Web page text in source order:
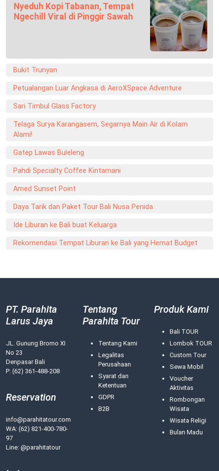
Nyeduh Kopi Tabanan, Tempat
Ngechill Viral di Pinggir Sawah
Bukit Trunyan
Petualangan Luar Angkasa di AeroXSpace Adventure
Sari Timbul Glass Factory
Telaga Surya Karangasem, Segarnya Main Air di Kolam
Alami!
Gatep Lawas Buleleng
Pahdi Specialty Coffee Kintamani
Amed Sunset Point
Daya Tarik dan Paket Tour Bali Nusa Penida
Ide Liburan ke Bali buat Keluarga
Rekomendasi Tempat Liburan ke Bali yang Hemat Budget
PT. Parahita
Larus Jaya
JL. Gunung Bromo XI
No 23
Denpasar Bali
P: (62) 361-488-208
Reservation
info@parahitatour.com
WA: (62) 821-400-780-
97
Line: @parahitatour
Tentang
Parahita Tour
Tentang Kami
Legalitas
Perusahaan
Syarat dan
Ketentuan
GDPR
B2B
Produk Kami
Bali TOUR
Lombok TOUR
Custom Tour
Sewa Mobil
Voucher
Aktivitas
Rombongan
Wisata
Wisata Religi
Bulan Madu